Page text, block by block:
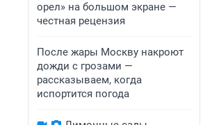
орел» на большом экране —
честная рецензия
После жары Москву накроют
дожди с грозами —
рассказываем, когда
испортится погода